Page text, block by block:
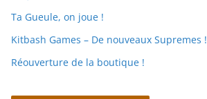
Ta Gueule, on joue !
Kitbash Games – De nouveaux Supremes !
Réouverture de la boutique !